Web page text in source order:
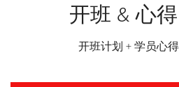
开班 & 心
开班计划 + 学员心